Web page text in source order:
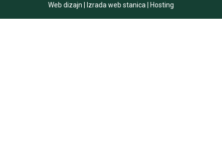
Web dizajn
Izrada web stanica Hosting